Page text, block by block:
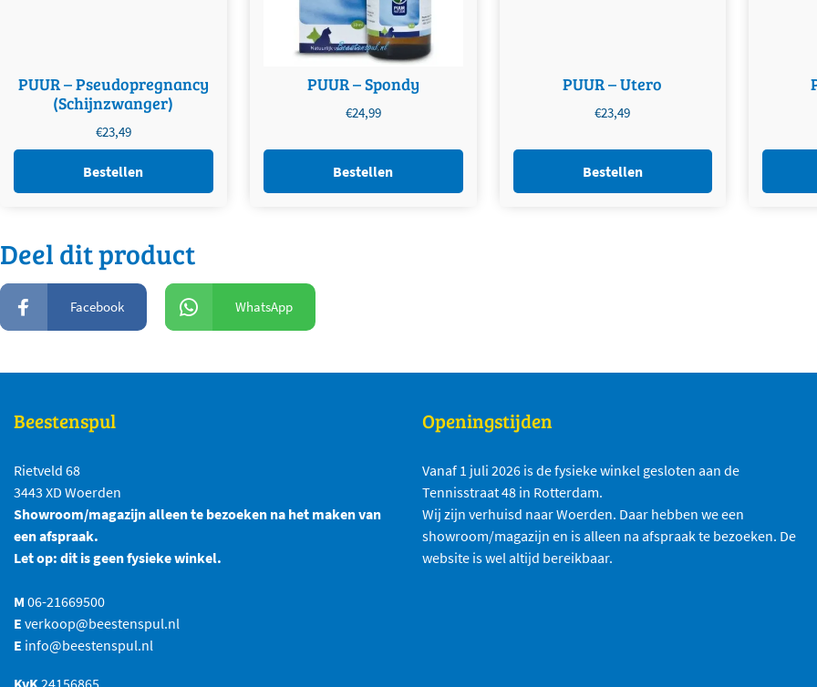
PUUR – Pseudopregnancy
(Schijnzwanger)
€23,49
Bestellen
PUUR – Spondy
€24,99
Bestellen
PUUR – Utero
€23,49
Bestellen
Deel dit product
Facebook WhatsApp
Beestenspul
Rietveld 68
3443 XD Woerden
Showroom/magazijn alleen te bezoeken na het maken van
een afspraak.
Let op: dit is geen fysieke winkel.
M 06-21669500
E verkoop@beestenspul.nl
E info@beestenspul.nl
KvK 24156865
Openingstijden
Vanaf 1 juli 2026 is de fysieke winkel gesloten aan de
Tennisstraat 48 in Rotterdam.
Wij zijn verhuisd naar Woerden. Daar hebben we een
showroom/magazijn en is alleen na afspraak te bezoeken. De
website is wel altijd bereikbaar.